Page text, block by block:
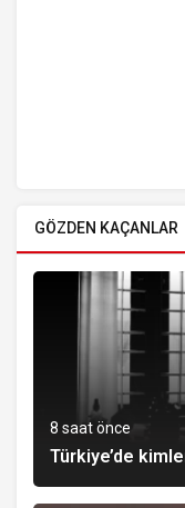
GÖZDEN KAÇANLAR
8 saat önce
Türkiye’de